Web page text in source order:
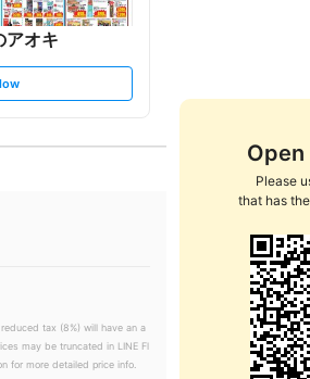
アオキ
Open
Please
that has
tax (8%) will have an a
may be truncated in LINE Fl
for more detailed price info.